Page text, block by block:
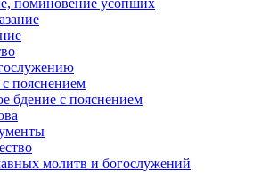
поминовение усопших
пояснением
бдение с пояснением
молитв и богослужений